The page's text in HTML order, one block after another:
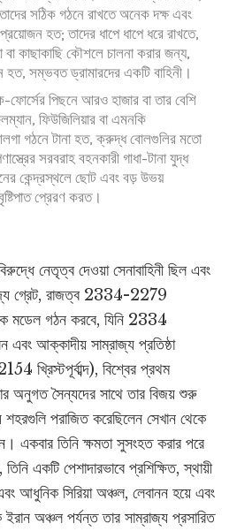
সঠিক গঠনে রাখতে অনেক দক্ষ এবং
হত; তাদের ধাপে ধাপে ধরে রাখতে,
বা কাছাকাছি কৌশলে চালনা করার জন্য,
হত, সম্ভবত ড্রামারদের একটি বাহিনী।
ফোর্সের পিছনে আরও হাজার বা তার বেশি
ফিউজিলিয়ার বা এমনকি
গঠনে টানা হত, ক্রুদ্ধ বোলগুলির মতো
সরবরাহ বহনকারী গাধা-টানা যুদ্ধ
কেন্দ্রস্থলে ছোট এবং বড় উভয়
প্রেরণ করত।
নেতৃত্ব দেওয়া সেনাবাহিনী ছিল এবং
গ্রেট, রাজত্ব 2334-2279
মডেল গঠন করবে, যিনি 2334
এবং আক্কাদীয় সাম্রাজ্য প্রতিষ্ঠা
বিশ্বের প্রথম
অনুগত সৈন্যদের সাথে তার বিজয় শুরু
শহরগুলি পরাজিত করেছিলেন সেখান থেকে
একবার তিনি ক্ষমতা সুসংহত করার পরে
একটি পেশাদারভাবে প্রশিক্ষিত, স্থায়ী
এবং আধুনিক সিরিয়া অঞ্চল, লেবানন হয়ে এবং
অঞ্চল পর্যন্ত তার সাম্রাজ্য প্রসারিত